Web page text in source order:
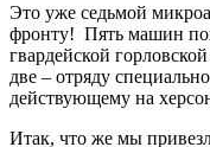
Это уже седьмой
фронту! Пять машин
гвардейской
две – отряду
действующему на
Итак, что же мы